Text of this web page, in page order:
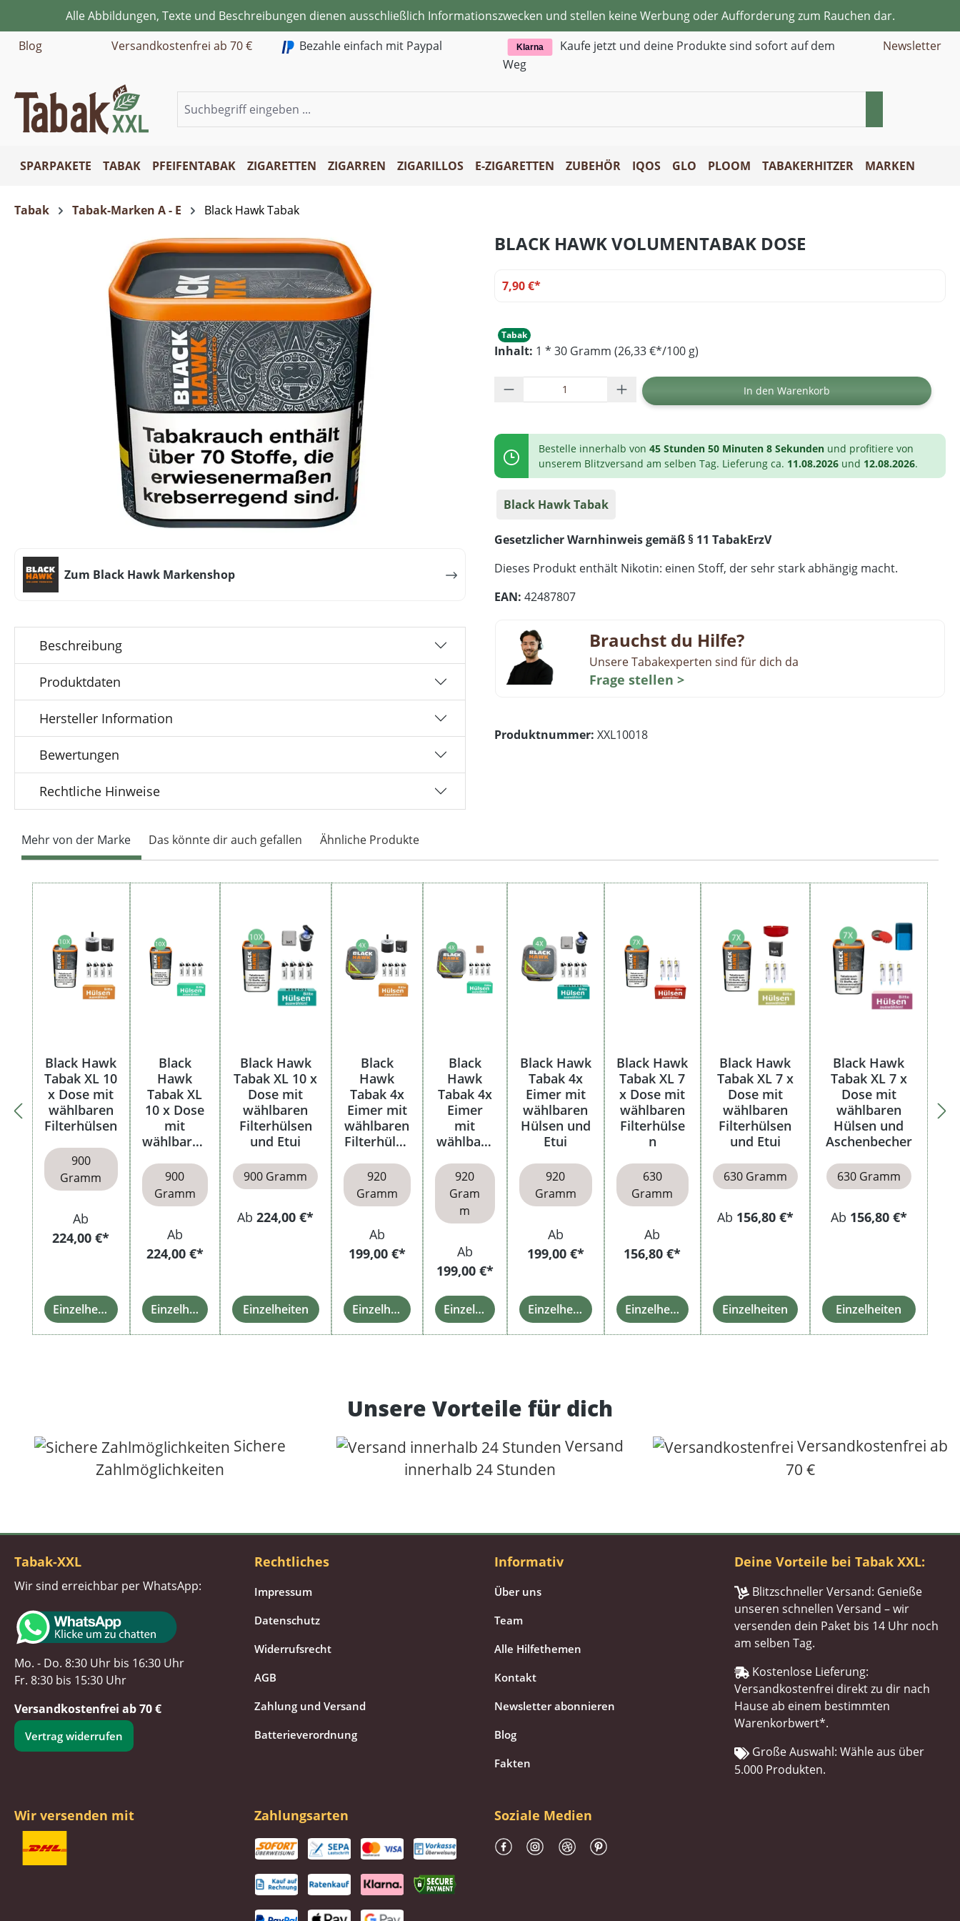
Hauptinhalt springen
Zur Suche springen
Zur Hauptnavigation springen
Alle Abbildungen, Texte und Beschreibungen dienen ausschließlich Informationszwecken und stellen keine Werbung oder Aufforderung zum Rauchen dar.
Blog
Versandkostenfrei ab 70 € Bezahle einfach mit Paypal Klarna
Kaufe jetzt und deine Produkte sind sofort auf dem
Weg
Newsletter
SPARPAKETE TABAK PFEIFENTABAK ZIGARETTEN ZIGARREN ZIGARILLOS E-ZIGARETTEN ZUBEHÖR IQOS GLO PLOOM TABAKERHITZER MARKEN
Tabak Tabak-Marken A - E Black Hawk Tabak
Zum Black Hawk Markenshop
Beschreibung
Produktdaten
Hersteller Information
Bewertungen
Rechtliche Hinweise
BLACK HAWK VOLUMENTABAK DOSE
7,90 €*
Tabak
Inhalt: 1 * 30 Gramm (26,33 €*/100 g)
Produkt Anzahl: Gib den gewünschten Wert ein oder
In den Warenkorb
Bestelle innerhalb von 45 Stunden 50 Minuten 7 Sekunden und profitiere von
unserem Blitzversand am selben Tag. Lieferung ca. 11.08.2026 und 12.08.2026.
Black Hawk Tabak
Gesetzlicher Warnhinweis gemäß § 11 TabakErzV
Dieses Produkt enthält Nikotin: einen Stoff, der sehr stark abhängig macht.
EAN: 42487807
Brauchst du Hilfe?
Unsere Tabakexperten sind für dich da
Frage stellen >
Produktnummer: XXL10018
Mehr von der Marke Das könnte dir auch gefallen Ähnliche Produkte
Produktgalerie überspringen
Black Hawk
Tabak XL 10
x Dose mit
wählbaren
Filterhülsen
900
Gramm
Ab
224,00 €*
Einzelheiten
Black
Hawk
Tabak XL
10 x Dose
mit
wählbaren
900
Gramm
Ab
224,00 €*
Einzelheiten
Black Hawk
Tabak XL 10 x
Dose mit
wählbaren
Filterhülsen
und Etui
900 Gramm
Ab224,00 €*
Einzelheiten
Black
Hawk
Tabak 4x
Eimer mit
wählbaren
Filterhülse
920
Gramm
Ab
199,00 €*
Einzelheiten
Black
Hawk
Tabak 4x
Eimer
mit
wählbare
920
Gram
m
Ab
199,00 €*
Einzelheiten
Black Hawk
Tabak 4x
Eimer mit
wählbaren
Hülsen und
Etui
920
Gramm
Ab
199,00 €*
Einzelheiten
Black Hawk
Tabak XL 7
x Dose mit
wählbaren
Filterhülse
n
630
Gramm
Ab
156,80 €*
Einzelheiten
Black Hawk
Tabak XL 7 x
Dose mit
wählbaren
Filterhülsen
und Etui
630 Gramm
Ab 156,80 €*
Einzelheiten
Black Hawk
Tabak XL 7 x
Dose mit
wählbaren
Hülsen und
Aschenbecher
630 Gramm
Ab 156,80 €*
Einzelheiten
Unsere Vorteile für dich
Sichere
Zahlmöglichkeiten
Versand
innerhalb 24 Stunden
Versandkostenfrei ab
70 €
Tabak-XXL
Wir sind erreichbar per WhatsApp:
Mo. - Do. 8:30 Uhr bis 16:30 Uhr
Fr. 8:30 bis 15:30 Uhr
Versandkostenfrei ab 70 €
Vertrag widerrufen
Rechtliches
Impressum
Datenschutz
Widerrufsrecht
AGB
Zahlung und Versand
Batterieverordnung
Informativ
Über uns
Team
Alle Hilfethemen
Kontakt
Newsletter abonnieren
Blog
Fakten
Deine Vorteile bei Tabak XXL:
Blitzschneller Versand: Genieße
unseren schnellen Versand – wir
versenden dein Paket bis 14 Uhr noch
am selben Tag.
Kostenlose Lieferung:
Versandkostenfrei direkt zu dir nach
Hause ab einem bestimmten
Warenkorbwert*.
Große Auswahl: Wähle aus über
5.000 Produkten.
Wir versenden mit Zahlungsarten Soziale Medien